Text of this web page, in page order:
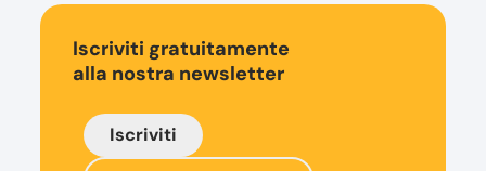
Iscriviti gratuitamente
alla nostra newsletter
Iscriviti